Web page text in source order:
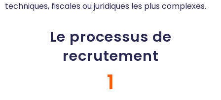
techniques, fiscales ou juridiques les plus complexes.
Le processus de
recrutement
1